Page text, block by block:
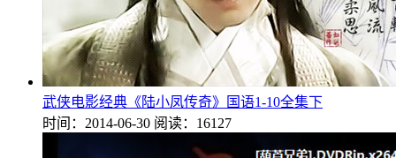
武侠电影经典《陆小凤传奇》国语1-10全集下
时间：2014-06-30 阅读：16127